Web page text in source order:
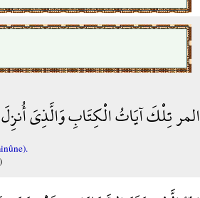
المر تِلْكَ آيَاتُ الْكِتَابِ وَالَّذِيَ